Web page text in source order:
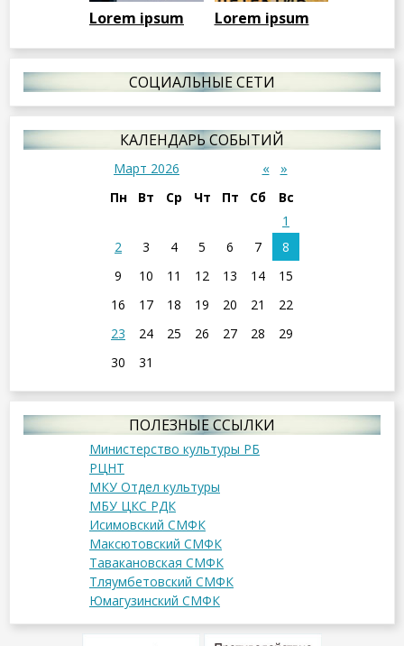
Lorem ipsum Lorem ipsum
СОЦИАЛЬНЫЕ СЕТИ
КАЛЕНДАРЬ СОБЫТИЙ
«
Март 2026 »
Пн Вт Ср Чт Пт Сб
Вс
1
2
3 4 5 6 7
8
9
10 11 12 13 14
15
16
17 18 19 20 21
22
23
24 25 26 27 28
29
30
31
ПОЛЕЗНЫЕ ССЫЛКИ
Министерство культуры РБ
РЦНТ
МКУ Отдел культуры
МБУ ЦКС РДК
Исимовский СМФК
Максютовский СМФК
Тавакановская СМФК
Тляумбетовский СМФК
Юмагузинский СМФК